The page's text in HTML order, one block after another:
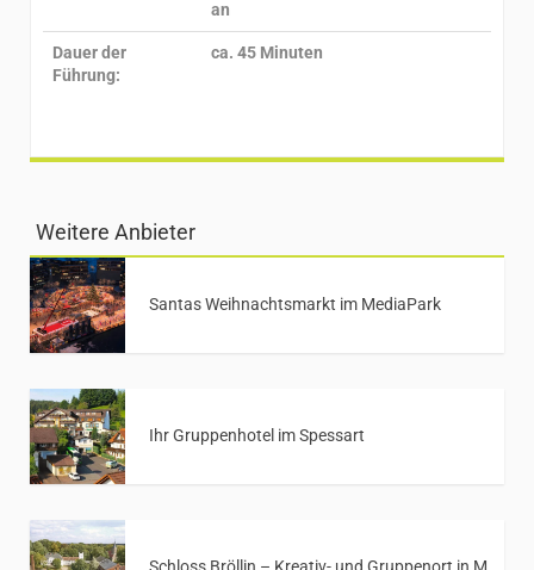
an
Dauer der
Führung:
ca. 45 Minuten
Weitere Anbieter
Santas Weihnachtsmarkt im MediaPark
Ihr Gruppenhotel im Spessart